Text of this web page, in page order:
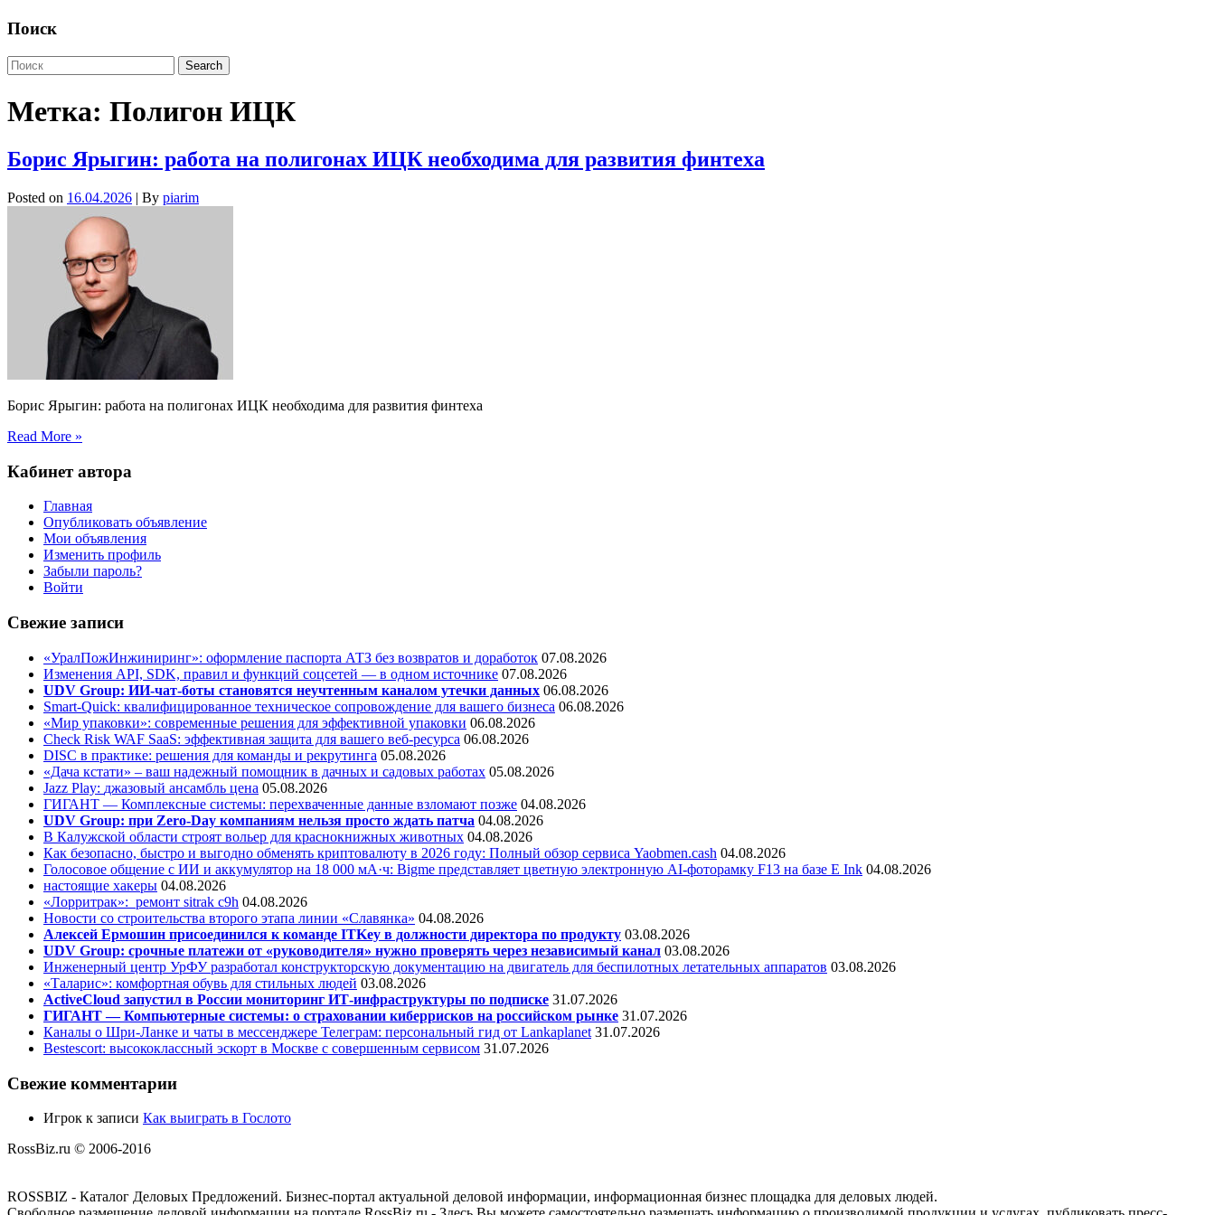
Поиск
Метка: Полигон ИЦК
Борис Ярыгин: работа на полигонах ИЦК необходима для развития финтеха
Posted on 16.04.2026 | By piarim
Борис Ярыгин: работа на полигонах ИЦК необходима для развития финтеха
Read More »
Кабинет автора
Главная
Опубликовать объявление
Мои объявления
Изменить профиль
Забыли пароль?
Войти
Свежие записи
«УралПожИнжиниринг»: оформление паспорта АТЗ без возвратов и доработок 07.08.2026
Изменения API, SDK, правил и функций соцсетей — в одном источнике 07.08.2026
UDV Group: ИИ-чат-боты становятся неучтенным каналом утечки данных 06.08.2026
Smart-Quick: квалифицированное техническое сопровождение для вашего бизнеса 06.08.2026
«Мир упаковки»: современные решения для эффективной упаковки 06.08.2026
Check Risk WAF SaaS: эффективная защита для вашего веб-ресурса 06.08.2026
DISC в практике: решения для команды и рекрутинга 05.08.2026
«Дача кстати» – ваш надежный помощник в дачных и садовых работах 05.08.2026
Jazz Play: джазовый ансамбль цена 05.08.2026
ГИГАНТ — Комплексные системы: перехваченные данные взломают позже 04.08.2026
UDV Group: при Zero-Day компаниям нельзя просто ждать патча 04.08.2026
В Калужской области строят вольер для краснокнижных животных 04.08.2026
Как безопасно, быстро и выгодно обменять криптовалюту в 2026 году: Полный обзор сервиса Yaobmen.cash 04.08.2026
Голосовое общение с ИИ и аккумулятор на 18 000 мА·ч: Bigme представляет цветную электронную AI-фоторамку F13 на базе E Ink 04.08.2026
настоящие хакеры 04.08.2026
«Лорритрак»: ремонт sitrak c9h 04.08.2026
Новости со строительства второго этапа линии «Славянка» 04.08.2026
Алексей Ермошин присоединился к команде ITKey в должности директора по продукту 03.08.2026
UDV Group: срочные платежи от «руководителя» нужно проверять через независимый канал 03.08.2026
Инженерный центр УрФУ разработал конструкторскую документацию на двигатель для беспилотных летательных аппаратов 03.08.2026
«Таларис»: комфортная обувь для стильных людей 03.08.2026
ActiveCloud запустил в России мониторинг ИТ-инфраструктуры по подписке 31.07.2026
ГИГАНТ — Компьютерные системы: о страховании киберрисков на российском рынке 31.07.2026
Каналы о Шри-Ланке и чаты в мессенджере Телеграм: персональный гид от Lankaplanet 31.07.2026
Bestescort: высококлассный эскорт в Москве с совершенным сервисом 31.07.2026
Свежие комментарии
Игрок к записи Как выиграть в Гослото
RossBiz.ru © 2006-2016
ROSSBIZ - Каталог Деловых Предложений. Бизнес-портал актуальной деловой информации, информационная бизнес площадка для деловых людей.